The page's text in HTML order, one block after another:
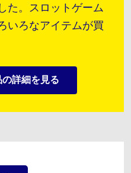
た。スロットゲーム
いろなアイテムが買
詳細を見る